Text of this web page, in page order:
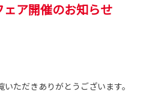
ェア開催のお知らせ
ただきありがとうございます。